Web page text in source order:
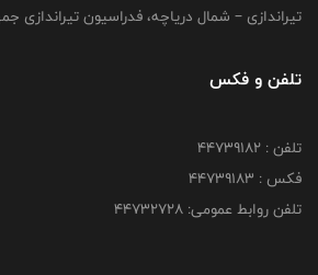
تیراندازی – شمال دریاچه، فدراسیون تیراندازی
تلفن و فکس
تلفن : ۴۴۷۳۹۱۸۲
فکس : ۴۴۷۳۹۱۸3
تلفن روابط عمومی: ۴۴۷۳۲۷۲۸